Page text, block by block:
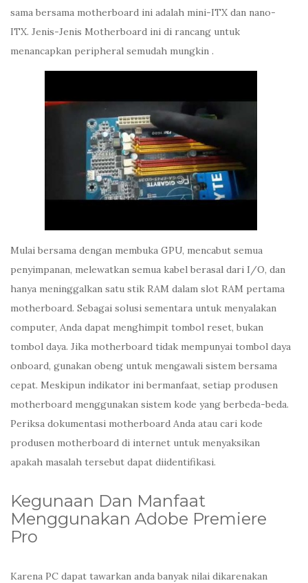
sama bersama motherboard ini adalah mini-ITX dan nano-
ITX. Jenis-Jenis Motherboard ini di rancang untuk
menancapkan peripheral semudah mungkin .
Mulai bersama dengan membuka GPU, mencabut semua
penyimpanan, melewatkan semua kabel berasal dari I/O, dan
hanya meninggalkan satu stik RAM dalam slot RAM pertama
motherboard. Sebagai solusi sementara untuk menyalakan
computer, Anda dapat menghimpit tombol reset, bukan
tombol daya. Jika motherboard tidak mempunyai tombol daya
onboard, gunakan obeng untuk mengawali sistem bersama
cepat. Meskipun indikator ini bermanfaat, setiap produsen
motherboard menggunakan sistem kode yang berbeda-beda.
Periksa dokumentasi motherboard Anda atau cari kode
produsen motherboard di internet untuk menyaksikan
apakah masalah tersebut dapat diidentifikasi.
Kegunaan Dan Manfaat
Menggunakan Adobe Premiere
Pro
Karena PC dapat tawarkan anda banyak nilai dikarenakan